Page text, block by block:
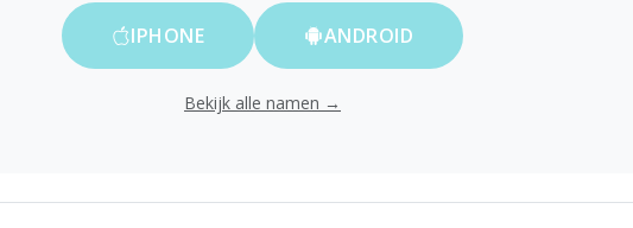
IPHONE ANDROID
Bekijk alle namen →